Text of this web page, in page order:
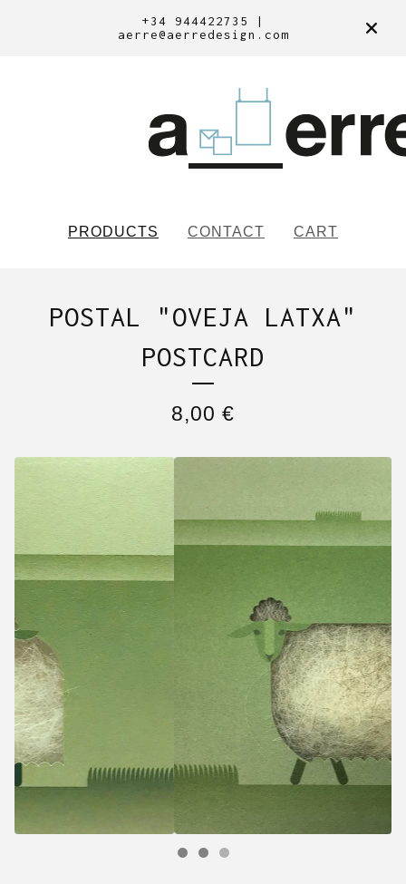
+34 944422735 |
aerre@aerredesign.com
PRODUCTS CONTACT CART
POSTAL "OVEJA LATXA"
POSTCARD
8,00 €